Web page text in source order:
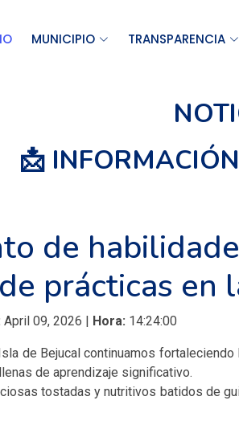
MUNICIPIO TRANSPARENCIA
📩
de
prácticas en
April 09, 2026 | Hora: 14:24:00
de Bejucal continuamos
de aprendizaje significativo.
tostadas y nutritivos batidos de